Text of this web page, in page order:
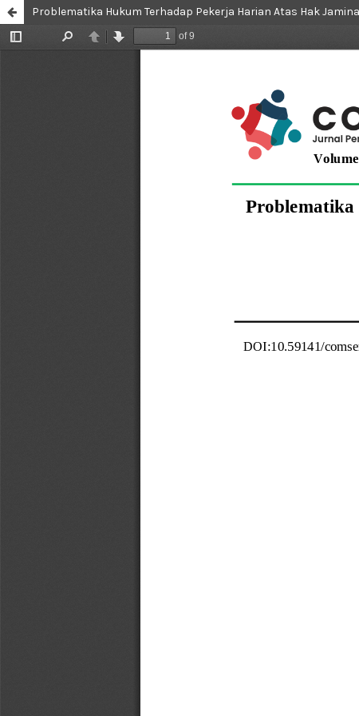
Problematika Hukum Terhadap Pekerja Harian Atas Hak